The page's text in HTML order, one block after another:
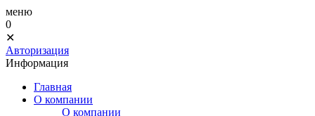
меню
0
✕
Авторизация
Информация
Главная
О компании
О компании